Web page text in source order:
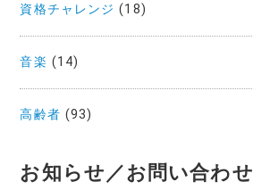
資格チャレンジ (18)
音楽 (14)
高齢者 (93)
お知らせ／お問い合わせ